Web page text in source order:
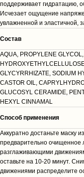
поддерживает гидратацию,
Исчезает ощущение
увлажненной и эластичной,
Cостав
AQUA, PROPYLENE
GLYCYRRHIZATE, SODIUM
CASTOR OIL,
GLUCOSYL CERAMIDE,
HEXYL CINNAMAL
Способ применения
Аккуратно достаньте маску
предварительно очищенное
разглаживающими
оставьте на 10-20 минут.
движениями распределите